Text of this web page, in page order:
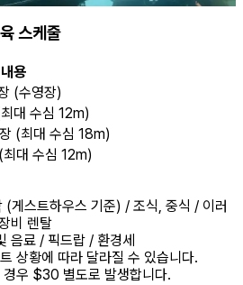
스케줄
내용
(수영장)
대 수심 12m)
(최대 수심 18m)
대 수심 12m)
(게스트하우스 기준) / 조식, 중식 / 이러
비 렌탈
음료 / 픽드랍 / 환경세
상황에 따라 달라질 수 있습니다.
경우 $30 별도로 발생합니다.